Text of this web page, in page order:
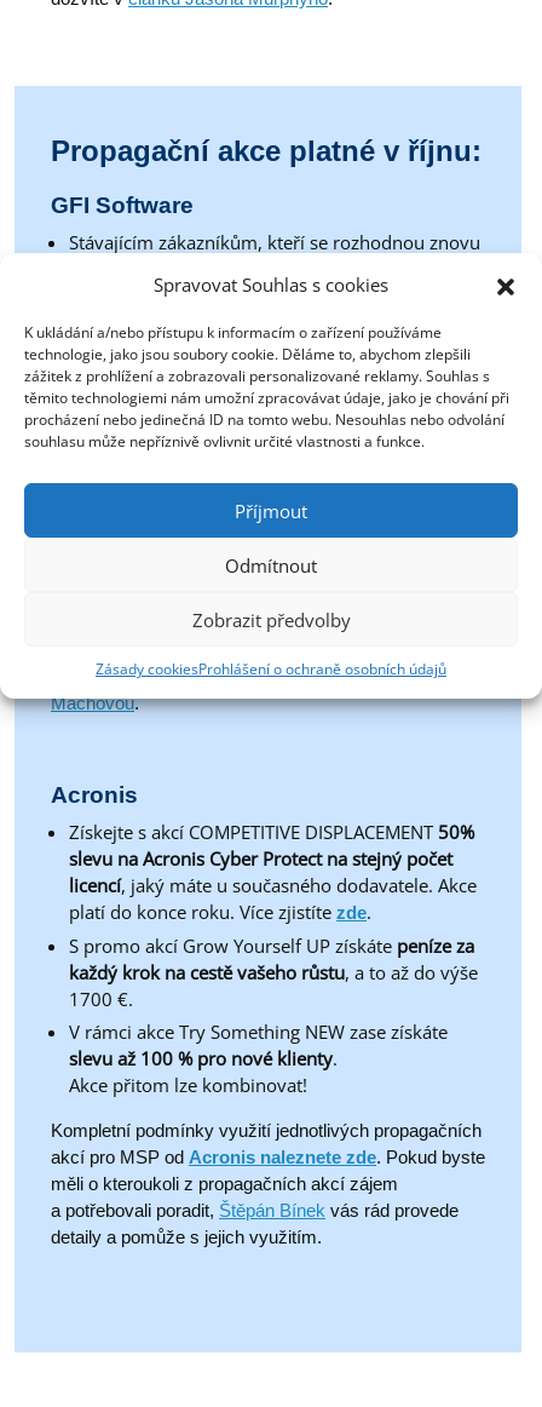
Spravovat Souhlas s cookies
K ukládání a/nebo přístupu k informacím o zařízení používáme
technologie, jako jsou soubory cookie. Děláme to, abychom zlepšili
zážitek z prohlížení a zobrazovali personalizované reklamy. Souhlas s
těmito technologiemi nám umožní zpracovávat údaje, jako je chování při
procházení nebo jedinečná ID na tomto webu. Nesouhlas nebo odvolání
souhlasu může nepříznivě ovlivnit určité vlastnosti a funkce.
Příjmout
Odmítnout
Zobrazit předvolby
Zásady cookiesProhlášení o ochraně osobních údajů
Propagační akce platné v říjnu:
GFI Software
Stávajícím zákazníkům, kteří se rozhodnou znovu
20% slevu.Využijte této skvělé příležitosti obnovit
vztahy s bývalými klienty a poskytnout jim ještě
větší hodnotu.
V případě zájmu či dotazů prosím kontaktujteMarii
Baranovou
nyní ve výhodném balíčku značně ušetřit
můžete vyzkoušetzde.
V případě zájmu či dotazů prosím kontaktujteKateřinu
Machovou.
Acronis
Získejte s akcí COMPETITIVE DISPLACEMENT 50%
slevu na Acronis Cyber ​​Protect na stejný počet
licencí, jaký máte u současného dodavatele. Akce
platí do konce roku. Více zjistíte zde.
S promo akcí Grow Yourself UP získáte peníze za
každý krok na cestě vašeho růstu, a to až do výše
1700 €.
V rámci akce Try Something NEW zase získáte
slevu až 100 % pro nové klienty.
Akce přitom lze kombinovat!
Kompletní podmínky využití jednotlivých propagačních
akcí pro MSP od Acronis naleznete zde. Pokud byste
měli o kteroukoli z propagačních akcí zájem
a potřebovali poradit, Štěpán Bínek vás rád provede
detaily a pomůže s jejich využitím.